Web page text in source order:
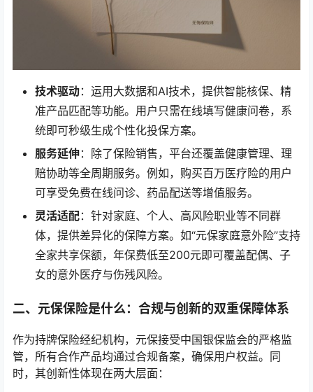
技术驱动：运用大数据和AI技术，提供智能核保、精
准产品匹配等功能。用户只需在线填写健康问卷，系
统即可秒级生成个性化投保方案。
服务延伸：除了保险销售，平台还覆盖健康管理、理
赔协助等全周期服务。例如，购买百万医疗险的用户
可享受免费在线问诊、药品配送等增值服务。
灵活适配：针对家庭、个人、高风险职业等不同群
体，提供差异化的保障方案。如“元保家庭意外险”支持
全家共享保额，年保费低至200元即可覆盖配偶、子
女的意外医疗与伤残风险。
二、元保保险是什么：合规与创新的双重保障体系
作为持牌保险经纪机构，元保接受中国银保监会的严格监
管，所有合作产品均通过合规备案，确保用户权益。同
时，其创新性体现在两大层面：